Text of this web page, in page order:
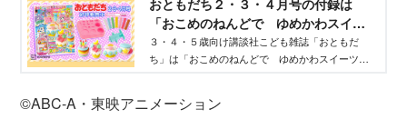
おともだち２・３・４月号の付録は
「おこめのねんどで ゆめかわスイー
ツやさん」！ - Aneひめ.net｜講談社
３・４・５歳向け講談社こども雑誌「おともだ
ち」は「おこめのねんどで ゆめかわスイーツや
©ABC‐A・東映アニメーション